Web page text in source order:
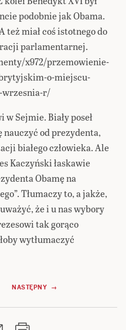
podobnie jak Obama.
też miał coś istotnego do
parlamentarnej.
x972/przemowienie-
o-miejscu-
r/
Sejmie. Biały poseł
nauczyć od prezydenta,
białego człowieka. Ale
Kaczyński łaskawie
Obamę na
Tłumaczy to, a jakże,
że i u nas wybory
tak gorąco
wytłumaczyć
NASTĘPNY →